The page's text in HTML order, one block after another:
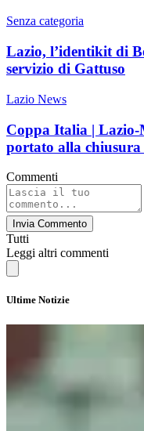
Senza categoria
Lazio, l’identikit di
servizio di Gattuso
Lazio News
Coppa Italia |
portato alla
Commenti
Invia Commento
Tutti
Leggi altri commenti
Ultime Notizie